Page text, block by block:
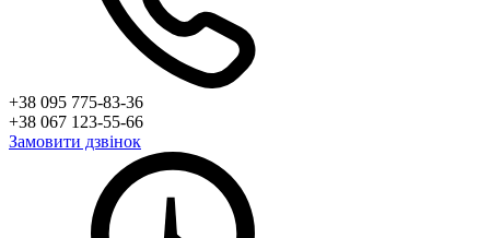
+38 095 775-83-36
+38 067 123-55-66
Замовити дзвінок